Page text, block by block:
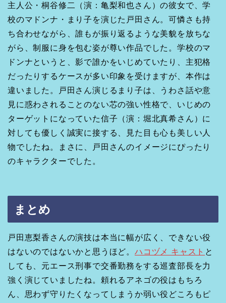
主人公・桐谷修二（演：亀梨和也さん）の彼女で、学
校のマドンナ・まり子を演じた戸田さん。可憐さも持
ち合わせながら、誰もが振り返るような美貌を放ちな
がら、制服に身を包む姿が尊い作品でした。学校のマ
ドンナというと、影で誰かをいじめていたり、主犯格
だったりするケースが多い印象を受けますが、本作は
違いました。戸田さん演じるまり子は、うわさ話や意
見に惑わされることのない芯の強い性格で、いじめの
ターゲットになっていた信子（演：堀北真希さん）に
対しても優しく誠実に接する、見た目も心も美しい人
物でしたね。まさに、戸田さんのイメージにぴったり
のキャラクターでした。
まとめ
戸田恵梨香さんの演技は本当に幅が広く、できない役
はないのではないかと思うほど。ハコヅメ キャスト と
しても、元エース刑事で交番勤務をする巡査部長を力
強く演じていましたね。頼れるアネゴの役はもちろ
ん、思わず守りたくなってしまうか弱い役どころもピ